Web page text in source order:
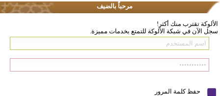
مرحباً بالضيف
الألوكة تقترب منك أكثر!
سجل الآن في شبكة الألوكة للتمتع بخدمات مميزة.
حفظ كلمة المرور